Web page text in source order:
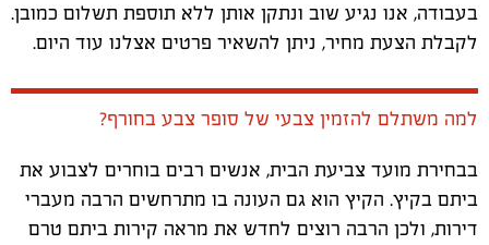
בעבודה, אנו נגיע שוב ונתקן אותן ללא תוספת תשלום כמובן.
לקבלת הצעת מחיר, ניתן להשאיר פרטים אצלנו עוד היום.
למה משתלם להזמין צבעי של סופר צבע בחורף?
בבחירת מועד צביעת הבית, אנשים רבים בוחרים לצבוע את
ביתם בקיץ. הקיץ הוא גם העונה בו מתרחשים הרבה מעברי
דירות, ולכן הרבה רוצים לחדש את מראה קירות ביתם טרם